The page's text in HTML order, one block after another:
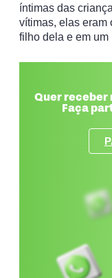
íntimas das
vítimas, elas eram
filho dela e em um
Quer receber
Faça